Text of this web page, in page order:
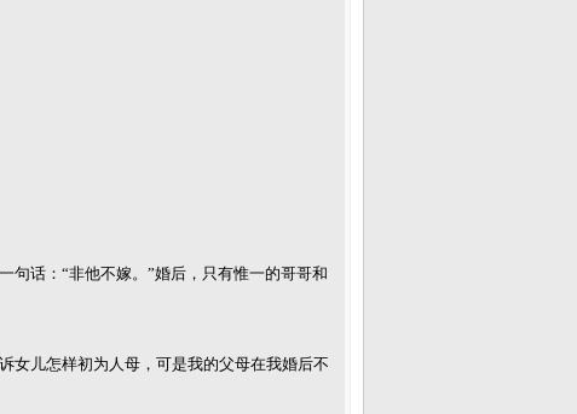
话：“非他不嫁。”婚后，只有惟一的哥哥和
女儿怎样初为人母，可是我的父母在我婚后不